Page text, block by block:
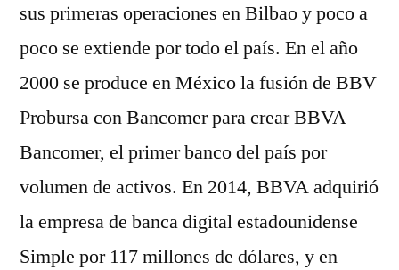
sus primeras operaciones en Bilbao y poco a
poco se extiende por todo el país. En el año
2000 se produce en México la fusión de BBV
Probursa con Bancomer para crear BBVA
Bancomer, el primer banco del país por
volumen de activos. En 2014, BBVA adquirió
la empresa de banca digital estadounidense
Simple por 117 millones de dólares, y en